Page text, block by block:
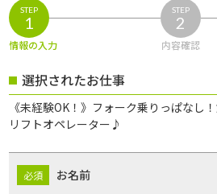
STEP
1
情報の入力
STEP
2
内容確認
選択されたお仕事
《未経験OK！》フォーク乗りっぱなし
リフトオペレーター♪
お名前